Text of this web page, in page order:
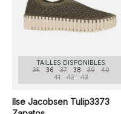
TAILLES DISPONIBLES
35
36 37 38 39
40
41
42 43
Ilse Jacobsen Tulip3373